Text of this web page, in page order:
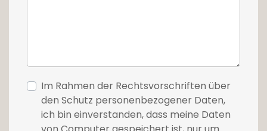
Im Rahmen der Rechtsvorschriften über
den Schutz personenbezogener Daten,
ich bin einverstanden, dass meine Daten